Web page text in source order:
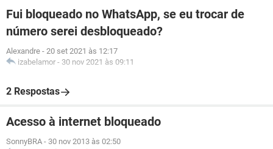
Fui bloqueado no WhatsApp, se eu trocar de
número serei desbloqueado?
Alexandre - 20 set 2021 às 12:17
izabelamor - 30 nov 2021 às 09:11
2 Respostas
Acesso à internet bloqueado
SonnyBRA - 30 nov 2013 às 02:50